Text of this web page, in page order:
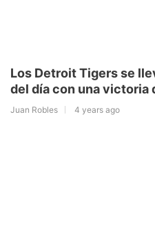
Los Detroit Tigers se
del día con una victoria
Juan Robles 4 years ago